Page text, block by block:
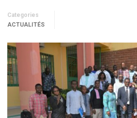
Categories
ACTUALITÉS